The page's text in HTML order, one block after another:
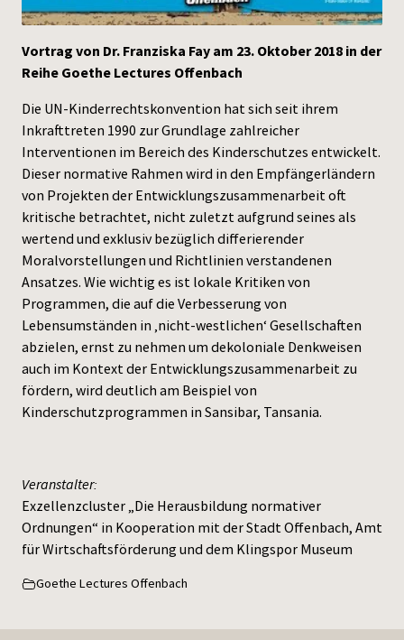
Vortrag von Dr. Franziska Fay am 23. Oktober 2018 in der
Reihe Goethe Lectures Offenbach
Die UN-Kinderrechtskonvention hat sich seit ihrem
Inkrafttreten 1990 zur Grundlage zahlreicher
Interventionen im Bereich des Kinderschutzes entwickelt.
Dieser normative Rahmen wird in den Empfängerländern
von Projekten der Entwicklungszusammenarbeit oft
kritische betrachtet, nicht zuletzt aufgrund seines als
wertend und exklusiv bezüglich differierender
Moralvorstellungen und Richtlinien verstandenen
Ansatzes. Wie wichtig es ist lokale Kritiken von
Programmen, die auf die Verbesserung von
Lebensumständen in ‚nicht-westlichen‘ Gesellschaften
abzielen, ernst zu nehmen um dekoloniale Denkweisen
auch im Kontext der Entwicklungszusammenarbeit zu
fördern, wird deutlich am Beispiel von
Kinderschutzprogrammen in Sansibar, Tansania.
Veranstalter:
Exzellenzcluster „Die Herausbildung normativer
Ordnungen“ in Kooperation mit der Stadt Offenbach, Amt
für Wirtschaftsförderung und dem Klingspor Museum
Goethe Lectures Offenbach